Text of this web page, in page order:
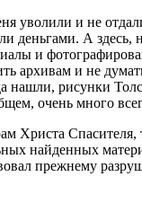
уволили и не
деньгами. А
и
архивам и не
рисунки
очень много
Христа
найденных
прежнему